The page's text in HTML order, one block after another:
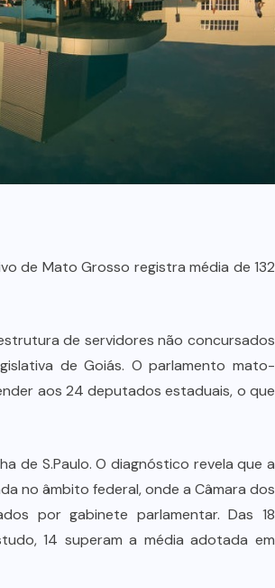
de Mato Grosso registra média de 132
de servidores não concursados
de Goiás. O parlamento mato-
aos 24 deputados estaduais, o que
de S.Paulo. O diagnóstico revela que a
no âmbito federal, onde a Câmara dos
por gabinete parlamentar. Das 18
14 superam a média adotada em